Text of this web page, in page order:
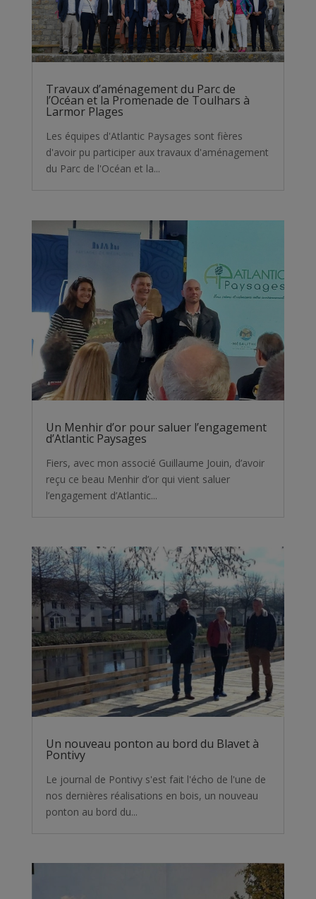
Travaux d’aménagement du Parc de
l’Océan et la Promenade de Toulhars à
Larmor Plages
Les équipes d'Atlantic Paysages sont fières
d'avoir pu participer aux travaux d'aménagement
du Parc de l'Océan et la...
Un Menhir d’or pour saluer l’engagement
d’Atlantic Paysages
Fiers, avec mon associé Guillaume Jouin, d’avoir
reçu ce beau Menhir d’or qui vient saluer
l’engagement d’Atlantic...
Un nouveau ponton au bord du Blavet à
Pontivy
Le journal de Pontivy s'est fait l'écho de l'une de
nos dernières réalisations en bois, un nouveau
ponton au bord du...